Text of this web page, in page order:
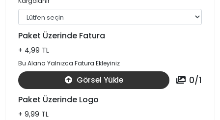
Paket Üzerinde Fatura
+ 4,99 TL
Bu Alana Yalnızca Fatura Ekleyiniz
Görsel Yükle 0/1
Paket Üzerinde Logo
+ 9,99 TL